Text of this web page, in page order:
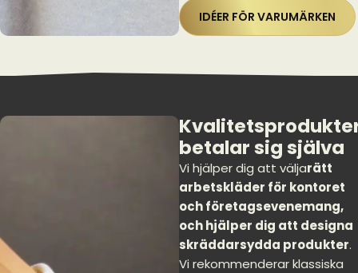
IDÉER FÖR VARUMÄRKEN
betalar sig själva
Vi hjälper dig att väljarätt
arbetskläder för kontoret
och företagsevenemang,
och hjälper dig att designa
skräddarsydda produkter.
Vi rekommenderar klassiska